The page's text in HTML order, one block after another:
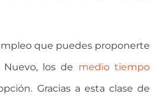
que puedes proponerte
los de medio tiempo
Gracias a esta clase de